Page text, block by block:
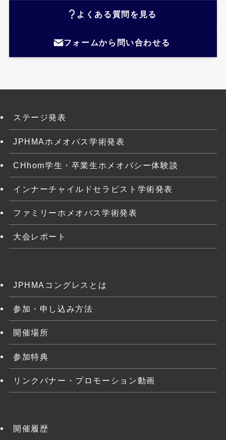
よくある質問を見る
フォームから問い合わせる
ステージ発表
JPHMAホメオパス学術発表
CHhom学生・卒業生ホメオパシー体験談
インナーチャイルドセラピスト学術発表
ファミリーホメオパス学術発表
大会レポート
JPHMAコングレスとは
参加・申し込み方法
開催場所
参加特典
リンクバナー・プロモーション動画
開催履歴